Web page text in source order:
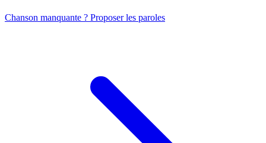
Chanson manquante ? Proposer les paroles